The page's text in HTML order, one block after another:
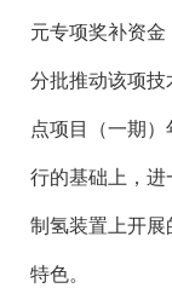
元专项奖补资
分批推动该项技
点项目（一期
行的基础上，
制氢装置上开展
特色。